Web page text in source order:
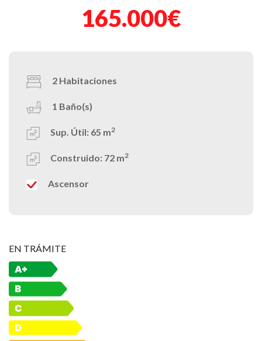
165.000€
2 Habitaciones
1 Baño(s)
Sup. Útil: 65 m2
Construido: 72 m2
Ascensor
EN TRÁMITE